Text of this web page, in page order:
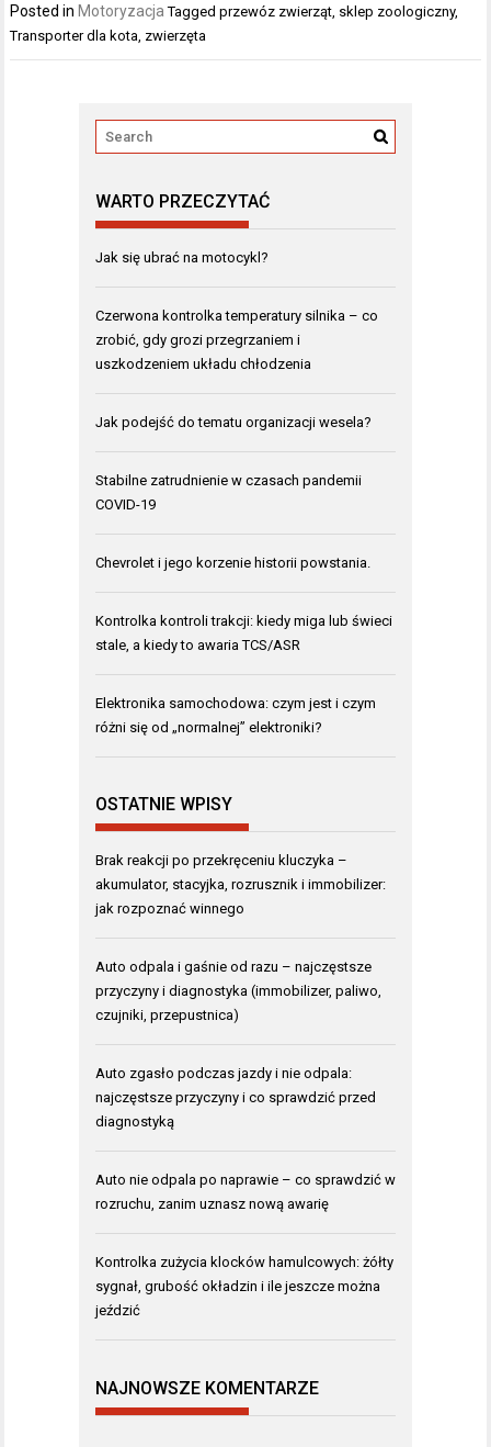
Posted in Motoryzacja Taggedprzewóz zwierząt sklep zoologiczny,
Transporter dla kota zwierzęta
WARTO PRZECZYTAĆ
Jak się ubrać na motocykl?
Czerwona kontrolka temperatury silnika – co
zrobić, gdy grozi przegrzaniem i
uszkodzeniem układu chłodzenia
Jak podejść do tematu organizacji wesela?
Stabilne zatrudnienie w czasach pandemii
COVID-19
Chevrolet i jego korzenie historii powstania.
Kontrolka kontroli trakcji: kiedy miga lub świeci
stale, a kiedy to awaria TCS/ASR
Elektronika samochodowa: czym jest i czym
różni się od „normalnej” elektroniki?
OSTATNIE WPISY
Brak reakcji po przekręceniu kluczyka –
akumulator, stacyjka, rozrusznik i immobilizer:
jak rozpoznać winnego
Auto odpala i gaśnie od razu – najczęstsze
przyczyny i diagnostyka (immobilizer, paliwo,
czujniki, przepustnica)
Auto zgasło podczas jazdy i nie odpala:
najczęstsze przyczyny i co sprawdzić przed
diagnostyką
Auto nie odpala po naprawie – co sprawdzić w
rozruchu, zanim uznasz nową awarię
Kontrolka zużycia klocków hamulcowych: żółty
sygnał, grubość okładzin i ile jeszcze można
jeździć
NAJNOWSZE KOMENTARZE